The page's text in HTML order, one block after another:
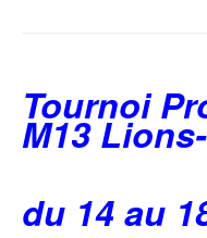
Tournoi
M13
du 14 au